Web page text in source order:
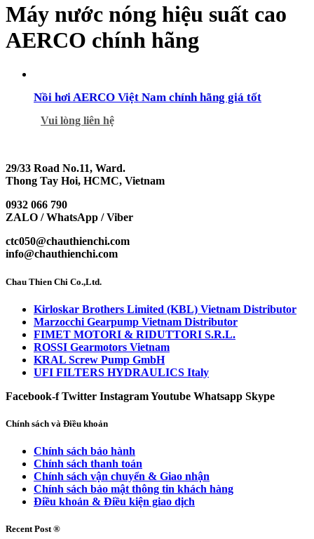
Máy nước nóng hiệu suất cao
AERCO chính hãng
Nồi hơi AERCO Việt Nam chính hãng giá tốt
Vui lòng liên hệ
29/33 Road No.11, Ward.
Thong Tay Hoi, HCMC, Vietnam
0932 066 790
ZALO / WhatsApp / Viber
ctc050@chauthienchi.com
info@chauthienchi.com
Chau Thien Chi Co.,Ltd.
Kirloskar Brothers Limited (KBL) Vietnam Distributor
Marzocchi Gearpump Vietnam Distributor
FIMET MOTORI & RIDUTTORI S.R.L.
ROSSI Gearmotors Vietnam
KRAL Screw Pump GmbH
UFI FILTERS HYDRAULICS Italy
Facebook-f Twitter InstagramYoutube Whatsapp Skype
Chính sách và Điều khoản
Chính sách bảo hành
Chính sách thanh toán
Chính sách vận chuyển & Giao nhận
Chính sách bảo mật thông tin khách hàng
Điều khoản & Điều kiện giao dịch
Recent Post ®